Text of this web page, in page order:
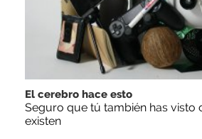
El cerebro hace esto
Seguro que tú también has visto
existen